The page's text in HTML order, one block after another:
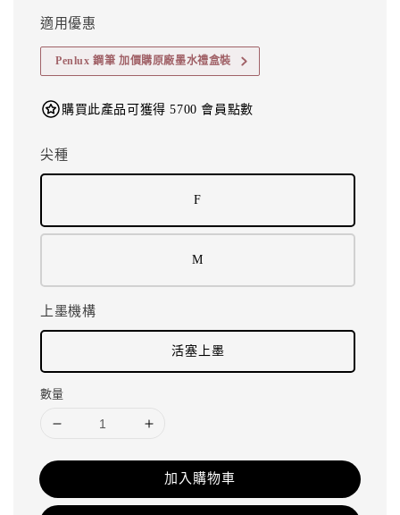
適用優惠
Penlux 鋼筆 加價購原廠墨水禮盒裝
購買此產品可獲得 5700 會員點數
尖種
F
M
上墨機構
活塞上墨
數量
加入購物車